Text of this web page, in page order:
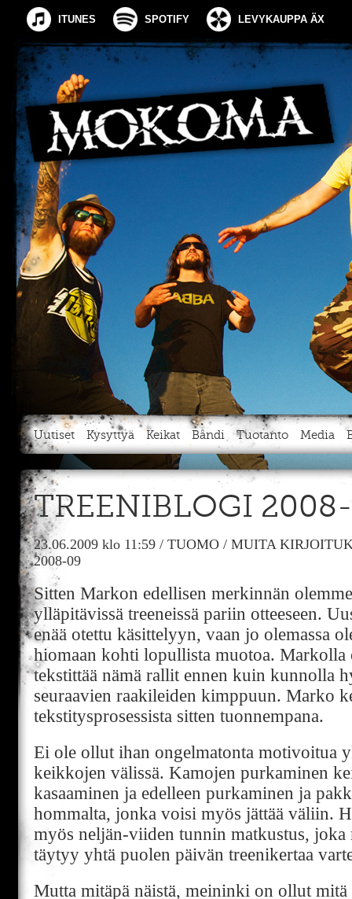
ITUNES SPOTIFY LEVYKAUPPA ÄX
Uutiset Kysyttyä Keikat Bändi Tuotanto Media
TREENIBLOGI
23.06.2009 klo 11:59 / TUOMO / MUITA
2008-09
Sitten Markon edellisen merkinnän
ylläpitävissä treeneissä pariin otteeseen.
enää otettu käsittelyyn, vaan jo olemassa
hiomaan kohti lopullista muotoa. Markolla
tekstittää nämä rallit ennen kuin kunnolla
seuraavien raakileiden kimppuun. Marko
tekstitysprosessista sitten tuonnempana.
Ei ole ollut ihan ongelmatonta motivoitua
keikkojen välissä. Kamojen purkaminen
kasaaminen ja edelleen purkaminen ja
hommalta, jonka voisi myös jättää väliin.
myös neljän-viiden tunnin matkustus, joka
täytyy yhtä puolen päivän treenikertaa
Mutta mitäpä näistä, meininki on ollut mitä